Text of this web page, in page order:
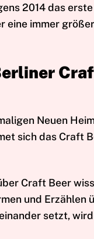
2014 das
eine immer
Neuen
sich das Craft
Craft Beer
und Erzählen
setzt,